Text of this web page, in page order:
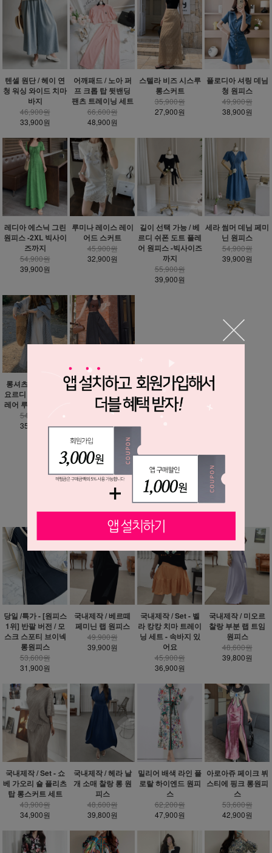
텐셀 원단 / 헤이 연
청 워싱 와이드 치마
바지
46,900원
33,900원
어깨패드 / 노아 퍼
프 크롭 탑 뒷밴딩
팬츠 트레이닝 세트
66,600원
48,900원
스텔라 비즈 시스루
롱스커트
35,900원
27,900원
플로디아 셔링 데님
청 원피스
49,900원
38,900원
레디아 에스닉 그린
원피스 -2XL 빅사이
즈까지
54,900원
39,900원
루미나 레이스 레이
어드 스커트
45,900원
32,900원
길이 선택 가능 / 베
르디 쉬폰 도트 플레
어 원피스 -빅사이즈
까지
55,900원
39,900원
세라 썸머 데님 페미
닌 원피스
54,900원
39,900원
롱셔츠 추가 가능 /
요르디 하늘하늘 플
레어 루즈핏 원피스
54,900원
35,900원
헤론 바스락 벌룬 와
이드 팬츠
35,900원
25,900원
MORE ▼
베스트 상품
당일 /특가 - [원피스
1위] 반팔 버전 / 모
스크 스포티 브이넥
롱원피스
53,600원
31,900원
국내제작 / 베르떼
페미닌 랩 원피스
49,900원
39,900원
국내제작 / Set - 벨
라 캉캉 치마 트레이
닝 세트 - 속바지 있
어요
45,900원
36,900원
국내제작 / 미오르
찰랑 부분 랩 트임
원피스
48,600원
39,800원
국내제작 / Set - 쇼
베 가오리 숄 플리츠
탑 롱스커트 세트
43,900원
34,900원
국내제작 / 헤라 날
개 소매 찰랑 롱 원
피스
48,600원
39,800원
밀리어 배색 라인 플
로랄 하이엔드 원피
스
62,200원
47,900원
아로아쥬 페이크 뷔
스티에 핑크 롱원피
스
53,600원
42,900원